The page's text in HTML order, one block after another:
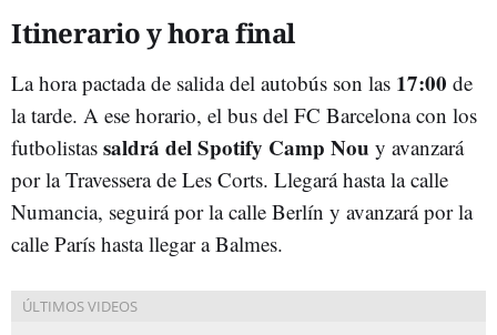
Itinerario y hora final
La hora pactada de salida del autobús son las 17:00 de
la tarde. A ese horario, el bus del FC Barcelona con los
futbolistas saldrá del Spotify Camp Nou y avanzará
por la Travessera de Les Corts. Llegará hasta la calle
Numancia, seguirá por la calle Berlín y avanzará por la
calle París hasta llegar a Balmes.